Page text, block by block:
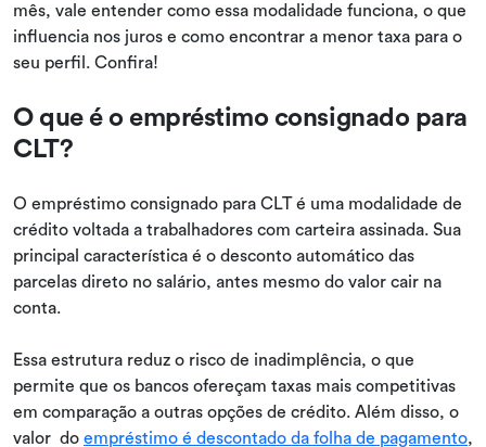
mês, vale entender como essa modalidade funciona, o que
influencia nos juros e como encontrar a menor taxa para o
seu perfil. Confira!
O que é o empréstimo consignado para
CLT?
O empréstimo consignado para CLT é uma modalidade de
crédito voltada a trabalhadores com carteira assinada. Sua
principal característica é o desconto automático das
parcelas direto no salário, antes mesmo do valor cair na
conta.
Essa estrutura reduz o risco de inadimplência, o que
permite que os bancos ofereçam taxas mais competitivas
em comparação a outras opções de crédito. Além disso, o
valor do empréstimo é descontado da folha de pagamento,